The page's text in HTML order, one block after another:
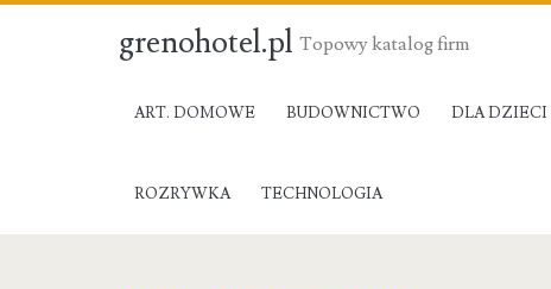
grenohotel.pl Topowy katalog firm
ART. DOMOWE BUDOWNICTWO DLA DZIECI
ROZRYWKA TECHNOLOGIA